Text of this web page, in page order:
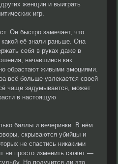
женщин и выиграть
игр.
Он быстро замечает, что
какой её знали раньше. Она
себя в руках даже в
начавшиеся как
обрастают живыми эмоциями.
всё больше увлекается своей
чаще задумывается, может
в настоящую
баллы и вечеринки. В нём
скрываются убийцы и
не спастись никакими
не просто изменить сюжет —
Но получится ли это,